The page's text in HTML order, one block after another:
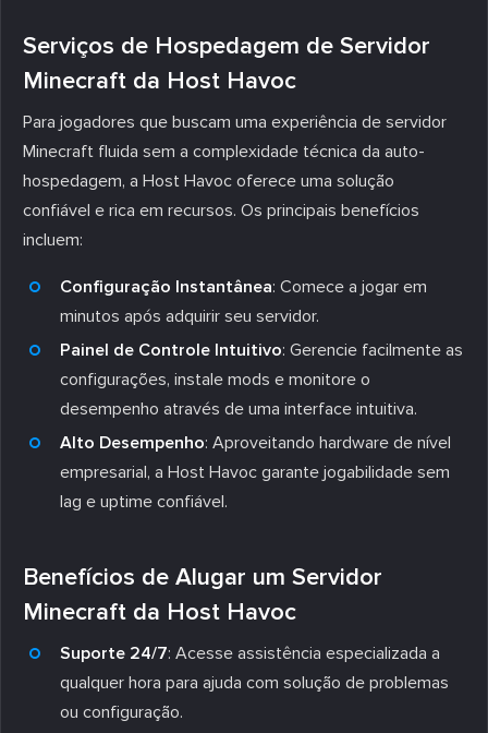
Serviços de Hospedagem de Servidor
Minecraft da Host Havoc
Para jogadores que buscam uma experiência de servidor
Minecraft fluida sem a complexidade técnica da auto-
hospedagem, a Host Havoc oferece uma solução
confiável e rica em recursos. Os principais benefícios
incluem:
Configuração Instantânea: Comece a jogar em
minutos após adquirir seu servidor.
Painel de Controle Intuitivo: Gerencie facilmente as
configurações, instale mods e monitore o
desempenho através de uma interface intuitiva.
Alto Desempenho: Aproveitando hardware de nível
empresarial, a Host Havoc garante jogabilidade sem
lag e uptime confiável.
Benefícios de Alugar um Servidor
Minecraft da Host Havoc
Suporte 24/7: Acesse assistência especializada a
qualquer hora para ajuda com solução de problemas
ou configuração.